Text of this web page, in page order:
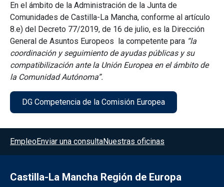
En el ámbito de la Administración de la Junta de
Comunidades de Castilla-La Mancha, conforme al artículo
8.e) del Decreto 77/2019, de 16 de julio, es la Dirección
General de Asuntos Europeos la competente para “la
coordinación y seguimiento de ayudas públicas y su
compatibilización ante la Unión Europea en el ámbito de
la Comunidad Autónoma”.
DG Competencia de la Comisión Europea
Menú del pie
EmpleoEnviar una consultaNuestras oficinas
Castilla-La Mancha Región de Europa